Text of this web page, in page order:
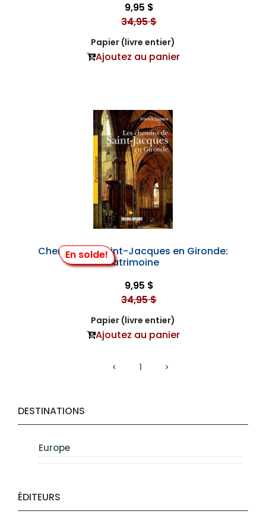
DESTINATIONS
Europe
ÉDITEURS
9,95 $
34,95 $
Papier (livre entier)
Ajoutez au panier
En solde!
Chemins de Saint-Jacques en Gironde:
Patrimoine
9,95 $
34,95 $
Papier (livre entier)
Ajoutez au panier
1